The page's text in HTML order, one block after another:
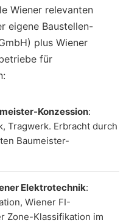
Wiener relevanten
eigene Baustellen-
plus Wiener
für
Konzession:
Tragwerk. Erbracht durch
Baumeister-
Elektrotechnik:
Wiener FI-
Zone-Klassifikation im